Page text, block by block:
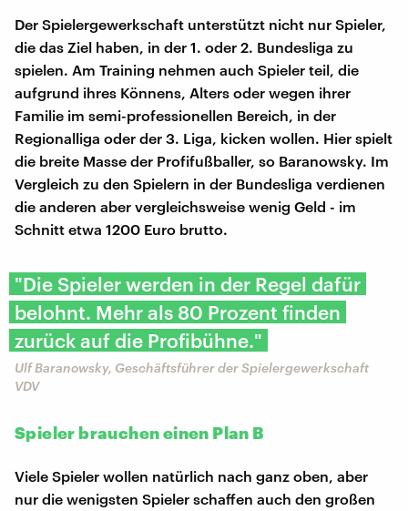
Der Spielergewerkschaft unterstützt nicht nur Spieler,
die das Ziel haben, in der 1. oder 2. Bundesliga zu
spielen. Am Training nehmen auch Spieler teil, die
aufgrund ihres Könnens, Alters oder wegen ihrer
Familie im semi-professionellen Bereich, in der
Regionalliga oder der 3. Liga, kicken wollen. Hier spielt
die breite Masse der Profifußballer, so Baranowsky. Im
Vergleich zu den Spielern in der Bundesliga verdienen
die anderen aber vergleichsweise wenig Geld - im
Schnitt etwa 1200 Euro brutto.
"Die Spieler werden in der Regel dafür
belohnt. Mehr als 80 Prozent finden
zurück auf die Profibühne."
Ulf Baranowsky, Geschäftsführer der Spielergewerkschaft
VDV
Spieler brauchen einen Plan B
Viele Spieler wollen natürlich nach ganz oben, aber
nur die wenigsten Spieler schaffen auch den großen